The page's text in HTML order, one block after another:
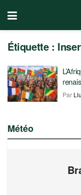
Étiquette :
Par
Météo